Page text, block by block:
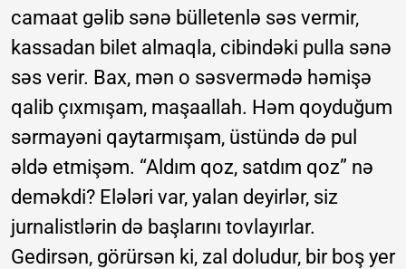
camaat gəlib sənə bülletenlə səs vermir,
kassadan bilet almaqla, cibindəki pulla sənə
səs verir. Bax, mən o səsvermədə həmişə
qalib çıxmışam, maşaallah. Həm qoyduğum
sərmayəni qaytarmışam, üstündə də pul
əldə etmişəm. “Aldım qoz, satdım qoz” nə
deməkdi? Elələri var, yalan deyirlər, siz
jurnalistlərin də başlarını tovlayırlar.
Gedirsən, görürsən ki, zal doludur, bir boş yer